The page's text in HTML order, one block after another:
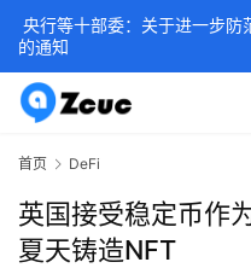
首页 DeFi
英国接受稳定币作
夏天铸造NFT
央行等十部委：关于进一步防
的通知